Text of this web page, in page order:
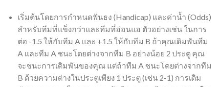
เริ่มต้นโดยการกำหนดฟันธง (Handicap) และค่าน้ำ (Odds)
สำหรับทีมที่แข็งกว่าและทีมที่อ่อนแอ ตัวอย่างเช่น ในการ
ต่อ -1.5 ให้กับทีม A และ +1.5 ให้กับทีม B ถ้าคุณเดิมพันทีม
A และทีม A ชนะโดยต่างจากทีม B อย่างน้อย 2 ประตู คุณ
จะชนะการเดิมพันของคุณ แต่ถ้าทีม A ชนะโดยต่างจากทีม
B ด้วยความต่างในประตูเพียง 1 ประตู (เช่น 2-1) การเดิม